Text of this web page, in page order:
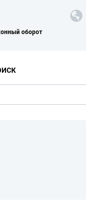
оборот